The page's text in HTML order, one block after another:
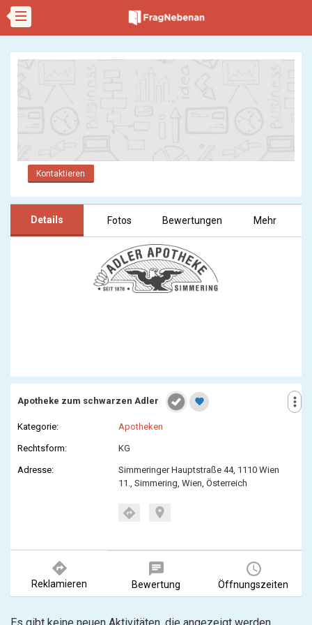
Kontaktieren
Details Fotos Bewertungen Mehr
more_vert
Apotheke zum schwarzen Adler favorite
Kategorie: Apotheken
Rechtsform: KG
Adresse:
Simmeringer Hauptstraße 44, 1110 Wien
11., Simmering, Wien, Österreich
directions location_on
directions
Reklamieren
chat
Bewertung
query_builder
Öffnungszeiten